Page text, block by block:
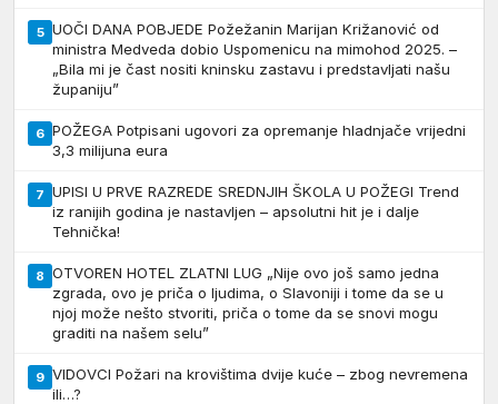
5 UOČI DANA POBJEDE Požežanin Marijan Križanović od
ministra Medveda dobio Uspomenicu na mimohod 2025. –
„Bila mi je čast nositi kninsku zastavu i predstavljati našu
županiju”
6 POŽEGA Potpisani ugovori za opremanje hladnjače vrijedni
3,3 milijuna eura
7 UPISI U PRVE RAZREDE SREDNJIH ŠKOLA U POŽEGI Trend
iz ranijih godina je nastavljen – apsolutni hit je i dalje
Tehnička!
8 OTVOREN HOTEL ZLATNI LUG „Nije ovo još samo jedna
zgrada, ovo je priča o ljudima, o Slavoniji i tome da se u
njoj može nešto stvoriti, priča o tome da se snovi mogu
graditi na našem selu”
9 VIDOVCI Požari na krovištima dvije kuće – zbog nevremena
ili…?